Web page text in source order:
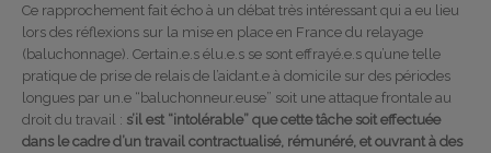
Ce rapprochement fait écho à un débat très intéressant qui a eu lieu
lors des réflexions sur la mise en place en France du relayage
(baluchonnage). Certain.e.s élu.e.s se sont effrayé.e.s qu’une telle
pratique de prise de relais de l’aidant.e à domicile sur des périodes
longues par un.e “baluchonneur.euse” soit une attaque frontale au
droit du travail : s’il est “intolérable” que cette tâche soit effectuée
dans le cadre d’un travail contractualisé, rémunéré, et ouvrant à des